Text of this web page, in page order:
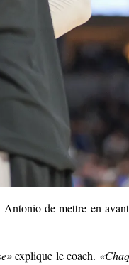
Antonio de mettre en
explique le coach.